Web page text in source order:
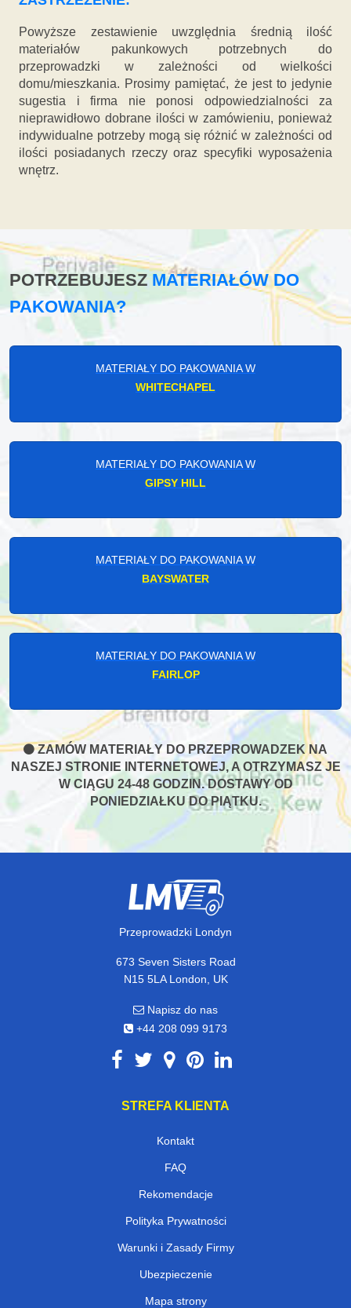
Powyższe zestawienie uwzględnia średnią ilość
materiałów pakunkowych potrzebnych do
przeprowadzki w zależności od wielkości
domu/mieszkania. Prosimy pamiętać, że jest to jedynie
sugestia i firma nie ponosi odpowiedzialności za
nieprawidłowo dobrane ilości w zamówieniu, ponieważ
indywidualne potrzeby mogą się różnić w zależności od
ilości posiadanych rzeczy oraz specyfiki wyposażenia
wnętrz.
POTRZEBUJESZMATERIAŁÓW DO
PAKOWANIA?
MATERIAŁY DO PAKOWANIA W
WHITECHAPEL
MATERIAŁY DO PAKOWANIA W
GIPSY HILL
MATERIAŁY DO PAKOWANIA W
BAYSWATER
MATERIAŁY DO PAKOWANIA W
FAIRLOP
ZAMÓW MATERIAŁY DO PRZEPROWADZEK NA
NASZEJ STRONIE INTERNETOWEJ, A OTRZYMASZ JE
W CIĄGU 24-48 GODZIN. DOSTAWY OD
PONIEDZIAŁKU DO PIĄTKU.
Przeprowadzki Londyn
673 Seven Sisters Road
N15 5LA London, UK
Napisz do nas
+44 208 099 9173
STREFA KLIENTA
Kontakt
FAQ
Rekomendacje
Polityka Prywatności
Warunki i Zasady Firmy
Ubezpieczenie
Mapa strony